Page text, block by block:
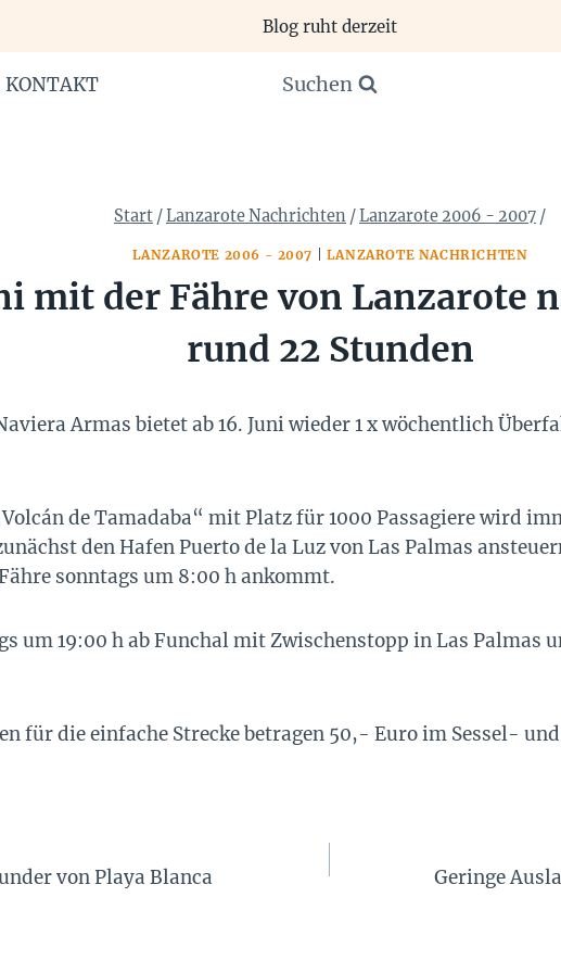
Blog ruht derzeit
KONTAKT Suchen
Start /Lanzarote Nachrichten /Lanzarote 2006 - 2007 /
LANZAROTE 2006 - 2007 LANZAROTE NACHRICHTEN
mit der Fähre von Lanzarote
rund 22 Stunden
Armas bietet ab 16. Juni wieder 1 x wöchentlich
de Tamadaba“ mit Platz für 1000 Passagiere wird
den Hafen Puerto de la Luz von Las Palmas
sonntags um 8:00 h ankommt.
um 19:00 h ab Funchal mit Zwischenstopp in Las Palmas
für die einfache Strecke betragen 50,- Euro im Sessel-
von Playa Blanca Geringe